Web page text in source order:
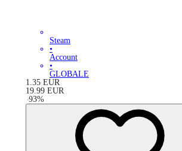
Steam
•
Account
•
GLOBALE
1.35 EUR
19.99 EUR
-93%